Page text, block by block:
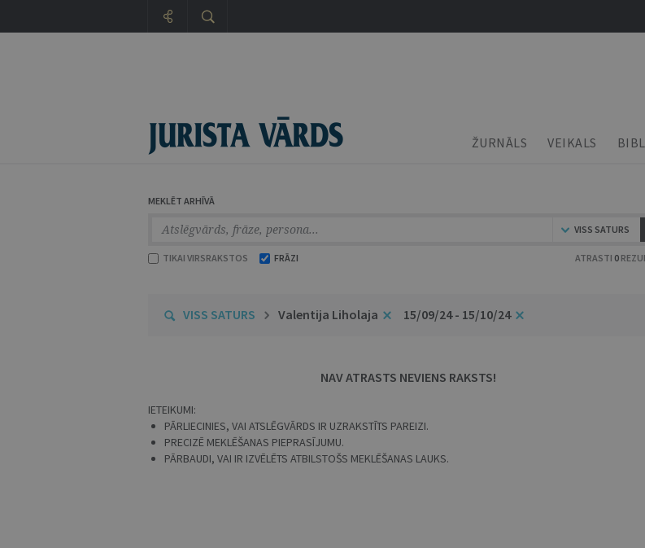
ŽURNĀLS VEIKALS
MEKLĒT ARHĪVĀ
VISS SATURS
TIKAI VIRSRAKSTOS FRĀZI ATRASTI 0
VISS SATURS Valentija Liholaja 15/09/24 - 15/10/24
NAV ATRASTS NEVIENS RAKSTS!
IETEIKUMI:
PĀRLIECINIES, VAI ATSLĒGVĀRDS IR UZRAKSTĪTS PAREIZI.
PRECIZĒ MEKLĒŠANAS PIEPRASĪJUMU.
PĀRBAUDI, VAI IR IZVĒLĒTS ATBILSTOŠS MEKLĒŠANAS LAUKS.